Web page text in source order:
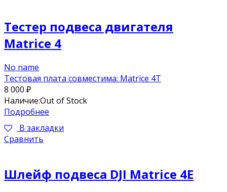
Тестер подвеса двигателя
Matrice 4
No name
Тестовая плата совместима: Matrice 4T
8 000 ₽
Наличие:Out of Stock
Подробнее
В закладки
Сравнить
Шлейф подвеса DJI Matrice 4E